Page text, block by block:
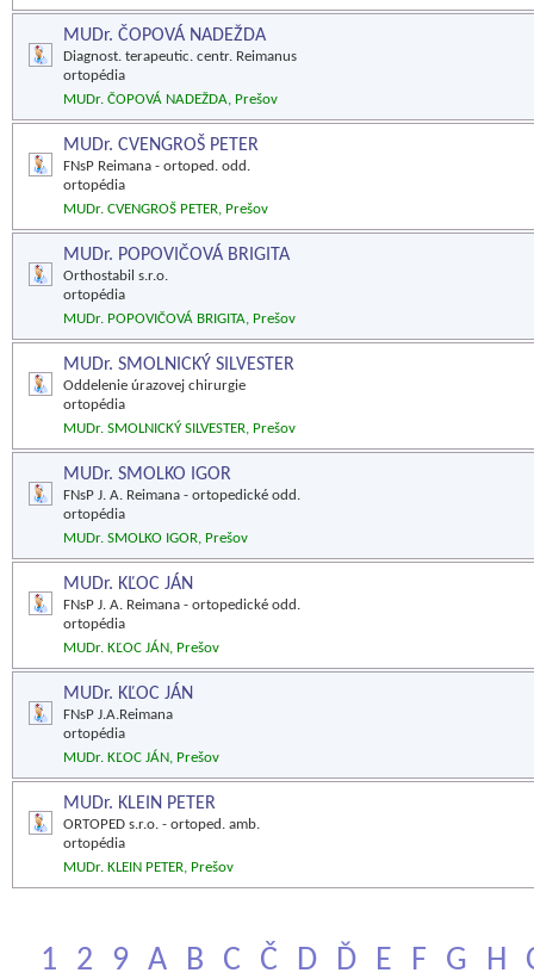
MUDr. ČOPOVÁ NADEŽDA
Diagnost. terapeutic. centr. Reimanus
ortopédia
MUDr. ČOPOVÁ NADEŽDA, Prešov
MUDr. CVENGROŠ PETER
FNsP Reimana - ortoped. odd.
ortopédia
MUDr. CVENGROŠ PETER, Prešov
MUDr. POPOVIČOVÁ BRIGITA
Orthostabil s.r.o.
ortopédia
MUDr. POPOVIČOVÁ BRIGITA, Prešov
MUDr. SMOLNICKÝ SILVESTER
Oddelenie úrazovej chirurgie
ortopédia
MUDr. SMOLNICKÝ SILVESTER, Prešov
MUDr. SMOLKO IGOR
FNsP J. A. Reimana - ortopedické odd.
ortopédia
MUDr. SMOLKO IGOR, Prešov
MUDr. KĽOC JÁN
FNsP J. A. Reimana - ortopedické odd.
ortopédia
MUDr. KĽOC JÁN, Prešov
MUDr. KĽOC JÁN
FNsP J.A.Reimana
ortopédia
MUDr. KĽOC JÁN, Prešov
MUDr. KLEIN PETER
ORTOPED s.r.o. - ortoped. amb.
ortopédia
MUDr. KLEIN PETER, Prešov
1 2 9 A B C Č D Ď E F G H